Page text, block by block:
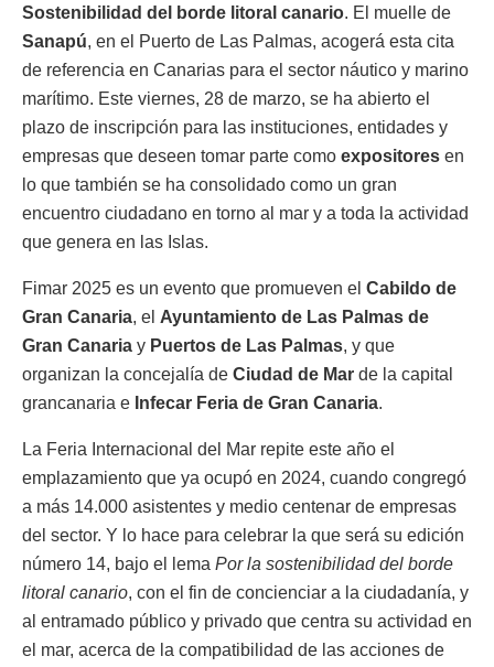
Sostenibilidad del borde litoral canario. El muelle de
Sanapú, en el Puerto de Las Palmas, acogerá esta cita
de referencia en Canarias para el sector náutico y marino
marítimo. Este viernes, 28 de marzo, se ha abierto el
plazo de inscripción para las instituciones, entidades y
empresas que deseen tomar parte como expositores en
lo que también se ha consolidado como un gran
encuentro ciudadano en torno al mar y a toda la actividad
que genera en las Islas.
Fimar 2025 es un evento que promueven el Cabildo de
Gran Canaria, el Ayuntamiento de Las Palmas de
Gran Canaria y Puertos de Las Palmas, y que
organizan la concejalía de Ciudad de Mar de la capital
grancanaria e Infecar Feria de Gran Canaria.
La Feria Internacional del Mar repite este año el
emplazamiento que ya ocupó en 2024, cuando congregó
a más 14.000 asistentes y medio centenar de empresas
del sector. Y lo hace para celebrar la que será su edición
número 14, bajo el lema Por la sostenibilidad del borde
litoral canario, con el fin de concienciar a la ciudadanía, y
al entramado público y privado que centra su actividad en
el mar, acerca de la compatibilidad de las acciones de